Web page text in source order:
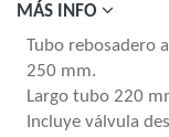
MÁS INFO
Tubo rebosadero
250 mm.
Largo tubo 220
Incluye válvula